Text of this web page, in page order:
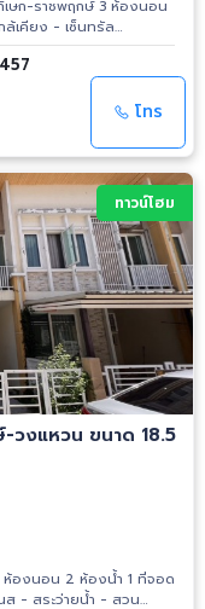
เษก-ราชพฤกษ์ 3 ห้องนอน
าธิเบศร์ - เดอะ คริสตัล
ศร์ - รร.กสิณธรเซนต์ปี
457
โทร
ทาวน์โฮม
-วงแหวน ขนาด 18.5
ห้องนอน 2 ห้องน้ำ 1 ที่จอด